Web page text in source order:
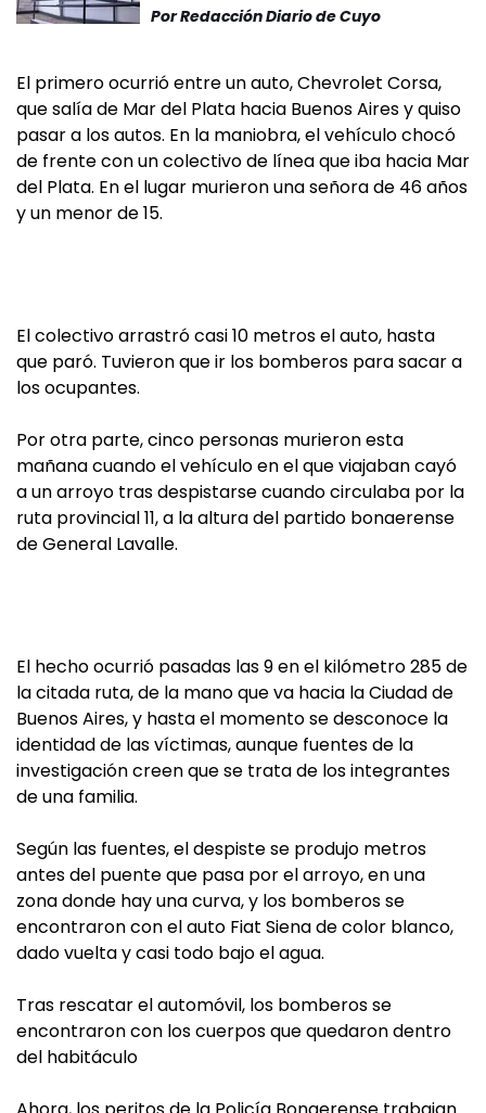
PorRedacción Diario de Cuyo
El primero ocurrió entre un auto, Chevrolet Corsa,
que salía de Mar del Plata hacia Buenos Aires y quiso
pasar a los autos. En la maniobra, el vehículo chocó
de frente con un colectivo de línea que iba hacia Mar
del Plata. En el lugar murieron una señora de 46 años
y un menor de 15.
El colectivo arrastró casi 10 metros el auto, hasta
que paró. Tuvieron que ir los bomberos para sacar a
los ocupantes.
Por otra parte, cinco personas murieron esta
mañana cuando el vehículo en el que viajaban cayó
a un arroyo tras despistarse cuando circulaba por la
ruta provincial 11, a la altura del partido bonaerense
de General Lavalle.
El hecho ocurrió pasadas las 9 en el kilómetro 285 de
la citada ruta, de la mano que va hacia la Ciudad de
Buenos Aires, y hasta el momento se desconoce la
identidad de las víctimas, aunque fuentes de la
investigación creen que se trata de los integrantes
de una familia.
Según las fuentes, el despiste se produjo metros
antes del puente que pasa por el arroyo, en una
zona donde hay una curva, y los bomberos se
encontraron con el auto Fiat Siena de color blanco,
dado vuelta y casi todo bajo el agua.
Tras rescatar el automóvil, los bomberos se
encontraron con los cuerpos que quedaron dentro
del habitáculo